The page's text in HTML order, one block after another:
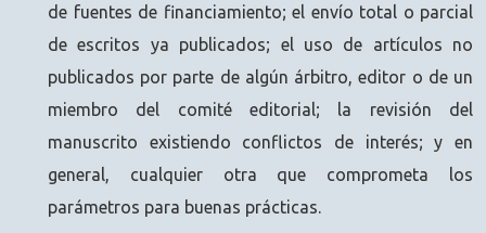
de fuentes de financiamiento; el envío total o parcial
de escritos ya publicados; el uso de artículos no
publicados por parte de algún árbitro, editor o de un
miembro del comité editorial; la revisión del
manuscrito existiendo conflictos de interés; y en
general, cualquier otra que comprometa los
parámetros para buenas prácticas.